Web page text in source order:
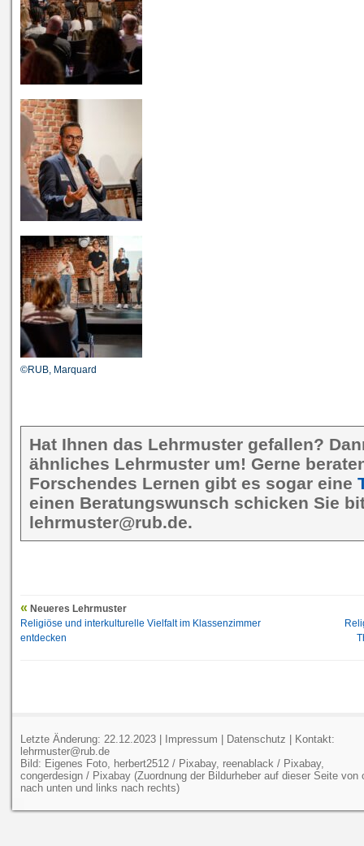
©RUB, Marquard
Hat Ihnen das Lehrmuster gefallen?
ähnliches Lehrmuster um! Gerne
Forschendes Lernen gibt es sogar eine
einen Beratungswunsch schicken Sie
lehrmuster@rub.de.
Neueres Lehrmuster
Religiöse und interkulturelle Vielfalt im Klassenzimmer
entdecken
Letzte Änderung: 22.12.2023 | Impressum | Datenschutz | Kontakt:
lehrmuster@rub.de
Bild: Eigenes Foto, herbert2512 / Pixabay, reenablack / Pixabay,
congerdesign / Pixabay (Zuordnung der Bildurheber auf dieser Seite von
nach unten und links nach rechts)